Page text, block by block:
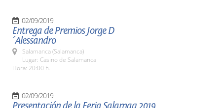
02/09/2019
Entrega de Premios Jorge D
´Alessandro
Salamanca (Salamanca)
Lugar: Casino de Salamanca
Hora: 20:00 h.
02/09/2019